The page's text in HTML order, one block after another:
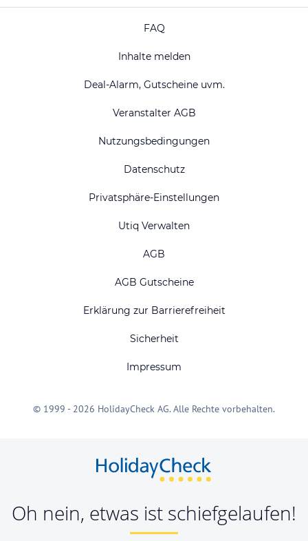
FAQ
Inhalte melden
Deal-Alarm, Gutscheine uvm.
Veranstalter AGB
Nutzungsbedingungen
Datenschutz
Privatsphäre-Einstellungen
Utiq Verwalten
AGB
AGB Gutscheine
Erklärung zur Barrierefreiheit
Sicherheit
Impressum
© 1999 - 2026 HolidayCheck AG. Alle Rechte vorbehalten.
Oh nein, etwas ist schiefgelaufen!